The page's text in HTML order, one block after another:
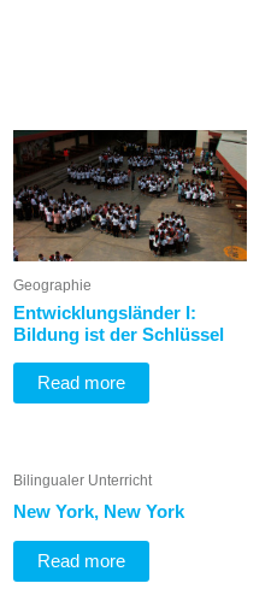
Geographie
Entwicklungsländer I:
Bildung ist der Schlüssel
Read more
Bilingualer Unterricht
New York, New York
Read more